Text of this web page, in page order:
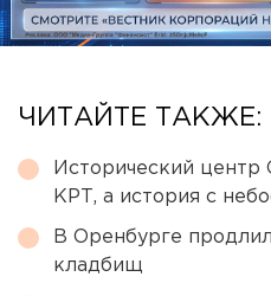
ЧИТАЙТЕ ТАКЖЕ:
Исторический центр
КРТ, а история с
В Оренбурге
кладбищ